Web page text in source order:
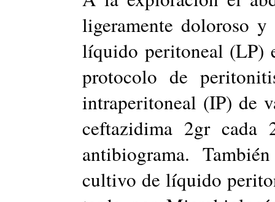
ligeramente doloroso
líquido peritoneal (LP)
protocolo de
intraperitoneal (IP) de
ceftazidima 2gr cada
antibiograma.
cultivo de líquido